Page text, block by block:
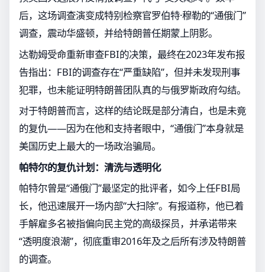
后，这场调查演变成特别检察官罗伯特·穆勒的“通俄门”
调查，震动华盛顿，并给特朗普任期蒙上阴影。
达勒姆受命重新审查FBI的决策，最终在2023年发布报
告指出：FBI的调查存在“严重缺陷”，但并未发现刑事
犯罪，也未能证明特朗普团队真的与俄罗斯政府勾结。
对于特朗普而言，这样的结论既是部分清白，也是未竟
的复仇——因为在他和支持者眼中，“通俄门”本身就是
美国历史上最大的一场政治骗局。
帕特尔的复仇计划：清洗与透明化
帕特尔曾是“通俄门”最坚定的批评者，如今上任FBI局
长，他迅速展开一场内部“大扫除”。有报道称，他已着
手解雇多名被指偏向民主党的高级探员，并承诺带来
“透明度浪潮”，彻底重审2016年及之后所有涉及特朗普
的调查。